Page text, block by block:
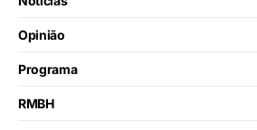
Opinião
Programa
RMBH